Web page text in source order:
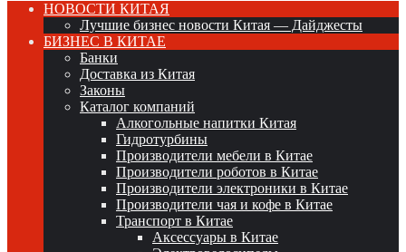
НОВОСТИ КИТАЯ
Лучшие бизнес новости Китая — Дайджесты
БИЗНЕС В КИТАЕ
Банки
Доставка из Китая
Законы
Каталог компаний
Алкогольные напитки Китая
Гидротурбины
Производители мебели в Китае
Производители роботов в Китае
Производители электроники в Китае
Производители чая и кофе в Китае
Транспорт в Китае
Аксессуары в Китае